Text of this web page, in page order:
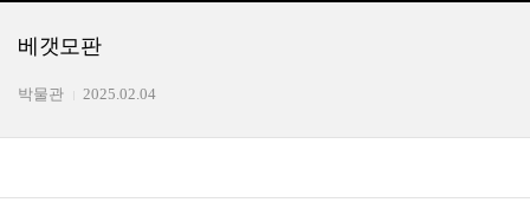
베갯모판
박물관 2025.02.04